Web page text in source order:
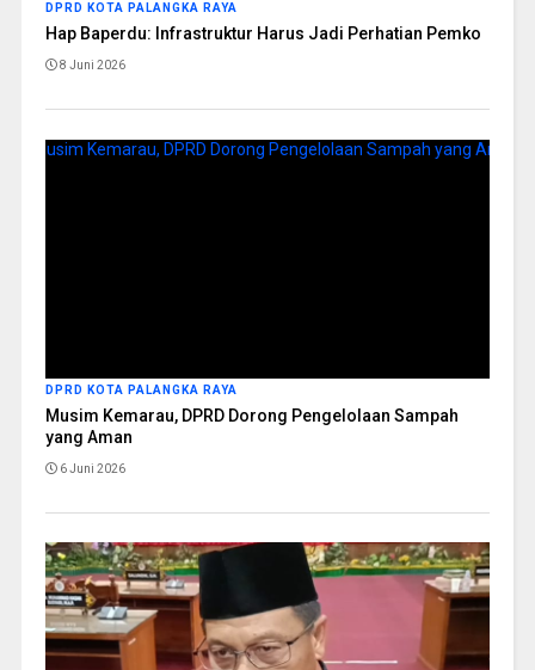
DPRD KOTA PALANGKA RAYA
Hap Baperdu: Infrastruktur Harus Jadi Perhatian Pemko
8 Juni 2026
DPRD KOTA PALANGKA RAYA
Musim Kemarau, DPRD Dorong Pengelolaan Sampah
yang Aman
6 Juni 2026